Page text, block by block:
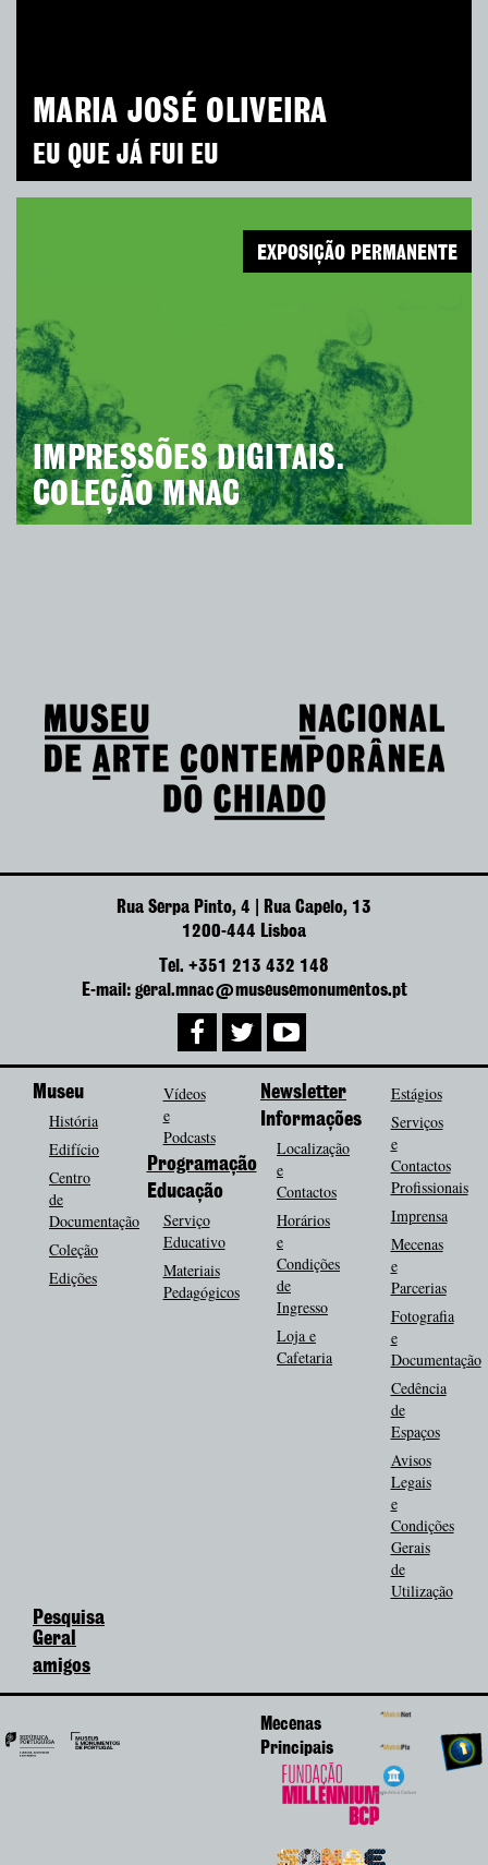
MARIA JOSÉ OLIVEIRA
EU QUE JÁ FUI EU
IMPRESSÕES DIGITAIS.
COLEÇÃO MNAC
EXPOSIÇÃO PERMANENTE
Rua Serpa Pinto, 4 | Rua Capelo, 13
1200-444 Lisboa
Tel. +351 213 432 148
E-mail: geral.mnac@museusemonumentos.pt
Museu
História
Edifício
Centro
de
Documentação
Coleção
Edições
Vídeos
e
Podcasts
Programação
Educação
Serviço
Educativo
Materiais
Pedagógicos
Newsletter
Informações
Localização
e
Contactos
Horários
e
Condições
de
Ingresso
Loja e
Cafetaria
Estágios
Serviços
e
Contactos
Profissionais
Imprensa
Mecenas
e
Parcerias
Fotografia
e
Documentação
Cedência
de
Espaços
Avisos
Legais
e
Condições
Gerais
de
Utilização
Pesquisa
Geral
amigos
Mecenas
Principais